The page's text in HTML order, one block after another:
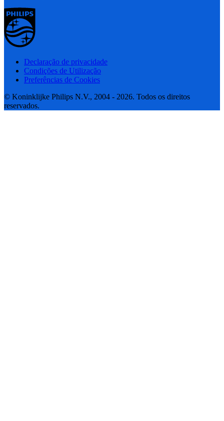
Declaração de privacidade
Condições de Utilização
Preferências de Cookies
© Koninklijke Philips N.V., 2004 - 2026. Todos os direitos
reservados.